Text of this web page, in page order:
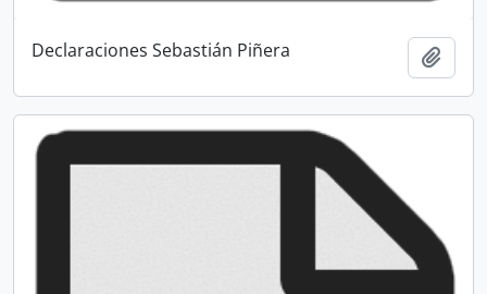
Declaraciones Sebastián Piñera